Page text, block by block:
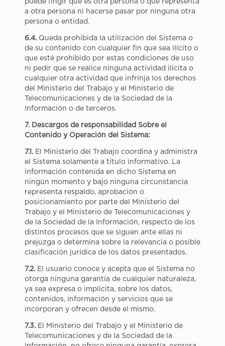
a otra persona ni hacerse pasar por ninguna otra
persona o entidad.
6.4.Queda prohibida la utilización del Sistema o
de su contenido con cualquier fin que sea ilícito o
que esté prohibido por estas condiciones de uso
ni pedir que se realice ninguna actividad ilícita o
cualquier otra actividad que infrinja los derechos
del Ministerio del Trabajo y el Ministerio de
Telecomunicaciones y de la Sociedad de la
Información o de terceros.
7. Descargos de responsabilidad Sobre el
Contenido y Operación del Sistema:
7.1. El Ministerio del Trabajo coordina y administra
el Sistema solamente a título informativo. La
información contenida en dicho Sistema en
ningún momento y bajo ninguna circunstancia
representa respaldo, aprobación o
posicionamiento por parte del Ministerio del
Trabajo y el Ministerio de Telecomunicaciones y
de la Sociedad de la Información, respecto de los
distintos procesos que se siguen ante ellas ni
prejuzga o determina sobre la relevancia o posible
clasificación jurídica de los datos presentados.
7.2.El usuario conoce y acepta que el Sistema no
otorga ninguna garantía de cualquier naturaleza,
ya sea expresa o implícita, sobre los datos,
contenidos, información y servicios que se
incorporan y ofrecen desde el mismo.
7.3.El Ministerio del Trabajo y el Ministerio de
Telecomunicaciones y de la Sociedad de la